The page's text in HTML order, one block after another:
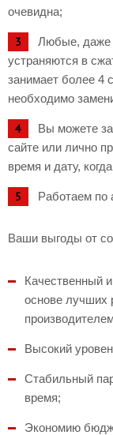
очевидна;
Любые, даже
устраняются в
занимает более 4
необходимо
Вы можете
сайте или лично
время и дату,
Работаем по
Ваши выгоды от
Качественный
основе лучших
Высокий
Стабильный
время;
Экономию